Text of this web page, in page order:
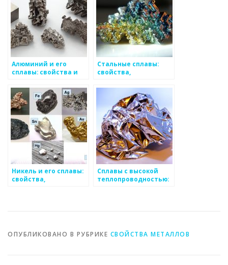
Алюминий и его
сплавы: свойства и
Стальные сплавы:
свойства,
применение
Никель и его сплавы:
свойства,
Сплавы с высокой
теплопроводностью:
ОПУБЛИКОВАНО В РУБРИКЕ СВОЙСТВА МЕТАЛЛОВ